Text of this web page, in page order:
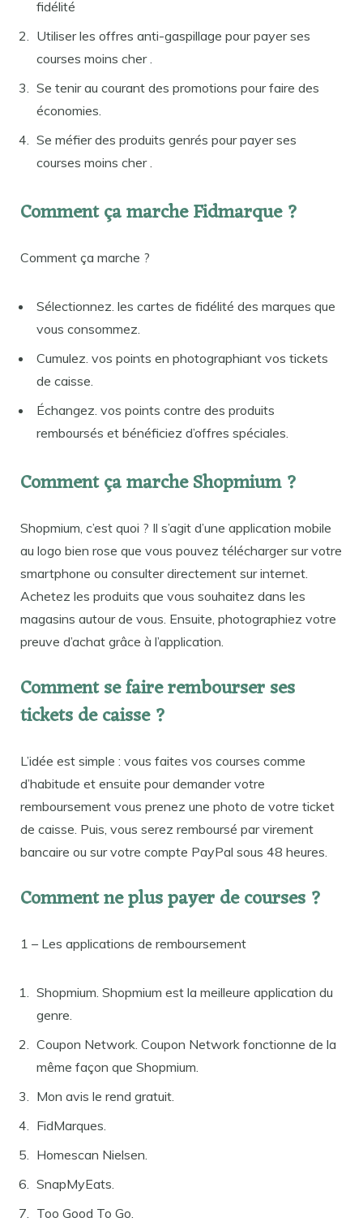
fidélité
Utiliser les offres anti-gaspillage pour payer ses
courses moins cher .
Se tenir au courant des promotions pour faire des
économies.
Se méfier des produits genrés pour payer ses
courses moins cher .
Comment ça marche Fidmarque ?
Comment ça marche ?
Sélectionnez. les cartes de fidélité des marques que
vous consommez.
Cumulez. vos points en photographiant vos tickets
de caisse.
Échangez. vos points contre des produits
remboursés et bénéficiez d’offres spéciales.
Comment ça marche Shopmium ?
Shopmium, c’est quoi ? Il s’agit d’une application mobile
au logo bien rose que vous pouvez télécharger sur votre
smartphone ou consulter directement sur internet.
Achetez les produits que vous souhaitez dans les
magasins autour de vous. Ensuite, photographiez votre
preuve d’achat grâce à l’application.
Comment se faire rembourser ses
tickets de caisse ?
L’idée est simple : vous faites vos courses comme
d’habitude et ensuite pour demander votre
remboursement vous prenez une photo de votre ticket
de caisse. Puis, vous serez remboursé par virement
bancaire ou sur votre compte PayPal sous 48 heures.
Comment ne plus payer de courses ?
1 – Les applications de remboursement
Shopmium. Shopmium est la meilleure application du
genre.
Coupon Network. Coupon Network fonctionne de la
même façon que Shopmium.
Mon avis le rend gratuit.
FidMarques.
Homescan Nielsen.
SnapMyEats.
Too Good To Go.